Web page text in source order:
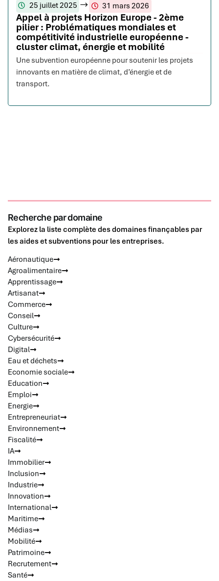
25 juillet 2025 31 mars 2026
Appel à projets Horizon Europe - 2ème
pilier : Problématiques mondiales et
compétitivité industrielle européenne -
cluster climat, énergie et mobilité
Une subvention européenne pour soutenir les projets
innovants en matière de climat, d’énergie et de
transport.
Recherche par domaine
Explorez la liste complète des domaines finançables par
les aides et subventions pour les entreprises.
Aéronautique
Agroalimentaire
Apprentissage
Artisanat
Commerce
Conseil
Culture
Cybersécurité
Digital
Eau et déchets
Economie sociale
Education
Emploi
Energie
Entrepreneuriat
Environnement
Fiscalité
IA
Immobilier
Inclusion
Industrie
Innovation
International
Maritime
Médias
Mobilité
Patrimoine
Recrutement
Santé